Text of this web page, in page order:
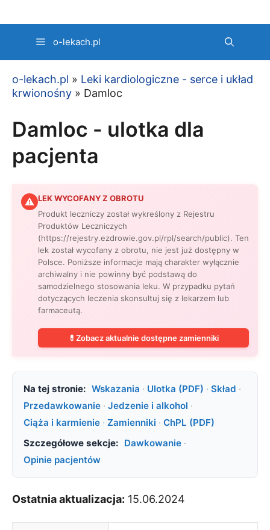
o-lekach.pl
o-lekach.pl » Leki kardiologiczne - serce i układ
krwionośny » Damloc
Damloc - ulotka dla
pacjenta
⚠ LEK WYCOFANY Z OBROTU
Produkt leczniczy został wykreślony z Rejestru
Produktów Leczniczych
(https://rejestry.ezdrowie.gov.pl/rpl/search/public). Ten
lek został wycofany z obrotu, nie jest już dostępny w
Polsce. Poniższe informacje mają charakter wyłącznie
archiwalny i nie powinny być podstawą do
samodzielnego stosowania leku. W przypadku pytań
dotyczących leczenia skonsultuj się z lekarzem lub
farmaceutą.
💊 Zobacz aktualnie dostępne zamienniki
Na tej stronie: Wskazania · Ulotka (PDF) · Skład ·
Przedawkowanie · Jedzenie i alkohol ·
Ciąża i karmienie · Zamienniki · ChPL (PDF)
Szczegółowe sekcje: Dawkowanie ·
Opinie pacjentów
Ostatnia aktualizacja: 15.06.2024